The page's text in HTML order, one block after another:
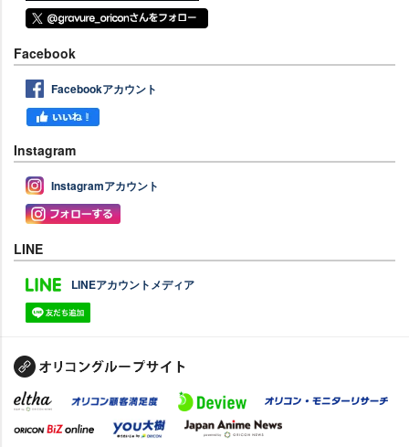
Facebook
Facebookアカウント
Instagram
Instagramアカウント
LINE
LINEアカウントメディア